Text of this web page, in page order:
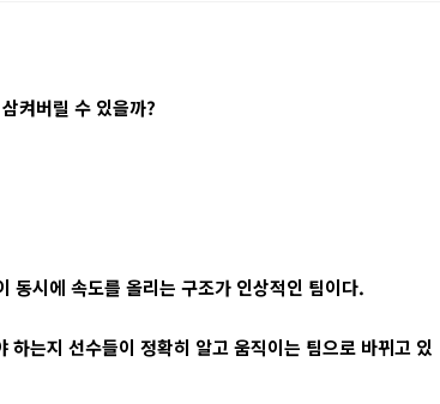
켜버릴 수 있을까?
동시에 속도를 올리는 구조가 인상적인 팀이다.
는지 선수들이 정확히 알고 움직이는 팀으로 바뀌고 있